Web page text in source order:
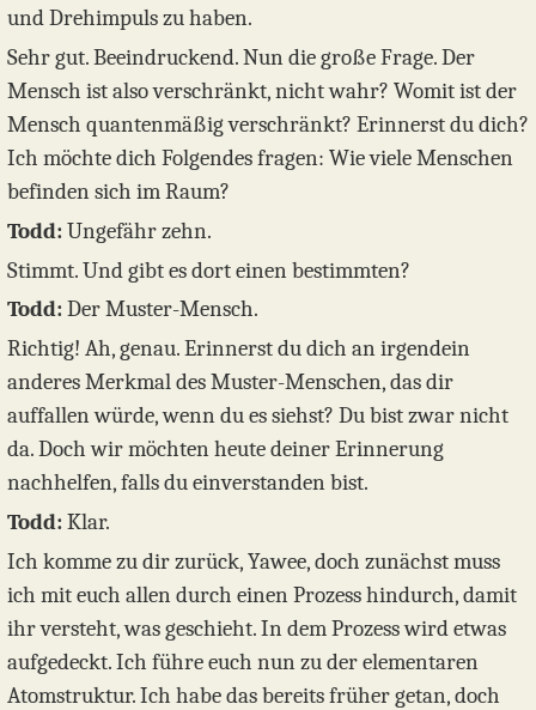
und Drehimpuls zu haben.
Sehr gut. Beeindruckend. Nun die große Frage. Der
Mensch ist also verschränkt, nicht wahr? Womit ist der
Mensch quantenmäßig verschränkt? Erinnerst du dich?
Ich möchte dich Folgendes fragen: Wie viele Menschen
befinden sich im Raum?
Todd: Ungefähr zehn.
Stimmt. Und gibt es dort einen bestimmten?
Todd: Der Muster-Mensch.
Richtig! Ah, genau. Erinnerst du dich an irgendein
anderes Merkmal des Muster-Menschen, das dir
auffallen würde, wenn du es siehst? Du bist zwar nicht
da. Doch wir möchten heute deiner Erinnerung
nachhelfen, falls du einverstanden bist.
Todd: Klar.
Ich komme zu dir zurück, Yawee, doch zunächst muss
ich mit euch allen durch einen Prozess hindurch, damit
ihr versteht, was geschieht. In dem Prozess wird etwas
aufgedeckt. Ich führe euch nun zu der elementaren
Atomstruktur. Ich habe das bereits früher getan, doch